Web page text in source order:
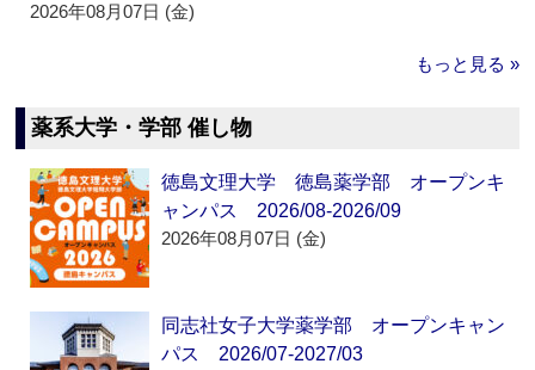
2026年08月07日 (金)
もっと見る »
薬系大学・学部 催し物
徳島文理大学 徳島薬学部 オープンキ
ャンパス 2026/08-2026/09
2026年08月07日 (金)
同志社女子大学薬学部 オープンキャン
パス 2026/07-2027/03